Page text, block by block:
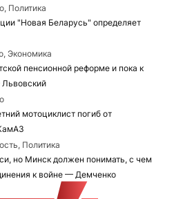
Политика
"Новая Беларусь" определяет
Экономика
пенсионной реформе и пока к
мотоциклист погиб от
Политика
но Минск должен понимать, с чем
к войне — Демченко